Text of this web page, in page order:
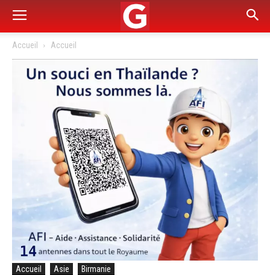
Accueil Accueil
Accueil Asie Birmanie